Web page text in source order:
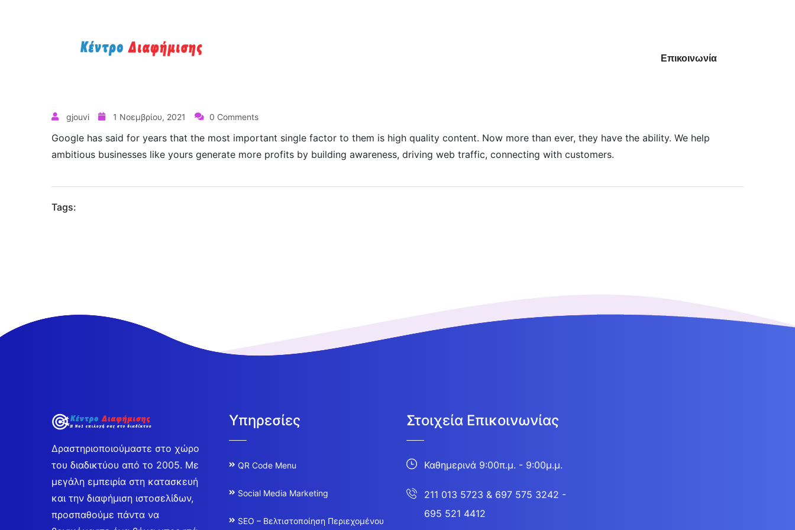
Επικοινωνία
gjouvi 1 Νοεμβρίου, 2021 0 Comments
Google has said for years that the most important single factor to them is high quality content. Now more than ever, they have the ability. We help
ambitious businesses like yours generate more profits by building awareness, driving web traffic, connecting with customers.
Tags:
Δραστηριοποιούμαστε στο χώρο
του διαδικτύου από το 2005. Με
μεγάλη εμπειρία στη κατασκευή
και την διαφήμιση ιστοσελίδων,
προσπαθούμε πάντα να
Υπηρεσίες
QR Code Menu
Social Media Marketing
SEO – Βελτιστοποίηση Περιεχομένου
Στοιχεία Επικοινωνίας
Καθημερινά 9:00π.μ. - 9:00μ.μ.
211 013 5723 & 697 575 3242 -
695 521 4412